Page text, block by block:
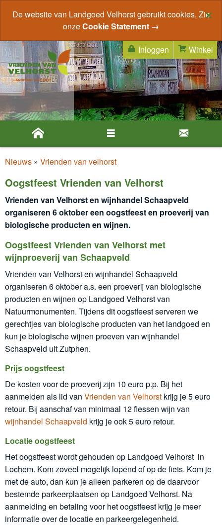
×
De website van Landgoed Velhorst gebruikt cookies. Zie
onzeCookie Statement →
Winkel
Inloggen
Nieuws » Vrienden van velhorst
Oogstfeest Vrienden van Velhorst
Vrienden van Velhorst en wijnhandel Schaapveld
organiseren 6 oktober een oogstfeest en proeverij van
biologische producten en wijnen.
Oogstfeest Vrienden van Velhorst met
wijnproeverij van Schaapveld
Vrienden van Velhorst en wijnhandel Schaapveld
organiseren 6 oktober a.s. een proeverij van biologische
producten en wijnen op Landgoed Velhorst van
Natuurmonumenten. Tijdens dit oogstfeest serveren we
gerechtjes van biologische producten van het landgoed en
kun je biologische wijnen proeven van wijnhandel
Schaapveld uit Zutphen.
Prijs oogstfeest
De kosten voor de proeverij zijn 10 euro p.p. Bij het
aanmelden als lid van Vrienden van Velhorst krijg je 5 euro
retour. Bij aanschaf van minimaal 12 flessen wijn van
wijnhandel Schaapveld krijg je ook 5 euro retour.
Locatie oogstfeest
Het oogstfeest wordt gehouden op Landgoed Velhorst in
Lochem. Kom zoveel mogelijk lopend of op de fiets. Kom je
met de auto, dan kun je alleen parkeren op de daarvoor
bestemde parkeerplaatsen op Landgoed Velhorst. Na
aanmelding en betaling voor het oogstfeest krijg je meer
informatie over de locatie en parkeergelegenheid.